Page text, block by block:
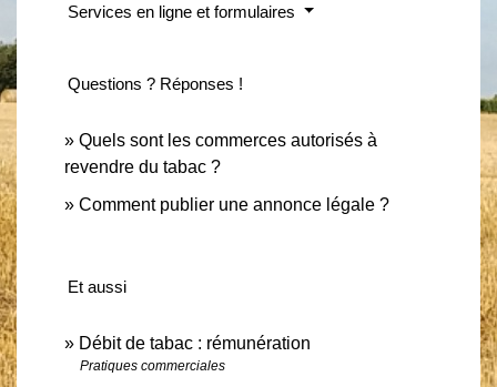
Services en ligne et formulaires
Questions ? Réponses !
Quels sont les commerces autorisés à
revendre du tabac ?
Comment publier une annonce légale ?
Et aussi
Débit de tabac : rémunération
Pratiques commerciales